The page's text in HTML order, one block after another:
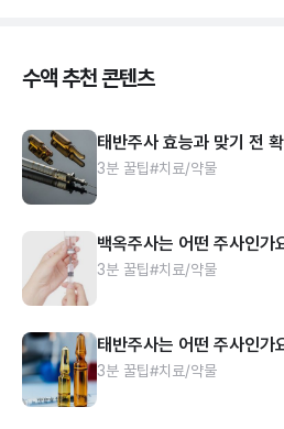
수액 추천 콘텐츠
태반주사 효능과 맞기 전
3분 꿀팁#치료/약물
백옥주사는 어떤 주사인가
3분 꿀팁#치료/약물
태반주사는 어떤 주사인가
3분 꿀팁#치료/약물